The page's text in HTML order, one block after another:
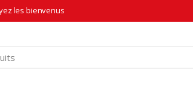
les bienvenus